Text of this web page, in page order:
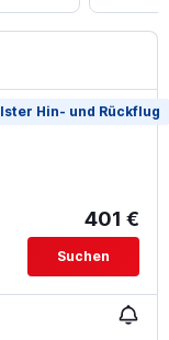
Hin- und Rückflug
401 €
Suchen